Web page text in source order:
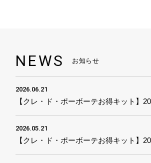
NEWS お知らせ
2026.06.21
【クレ・ド・ポーボーテお得キット】
2026.05.21
【クレ・ド・ポーボーテお得キット】